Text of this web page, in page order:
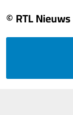
© RTL Nieuws